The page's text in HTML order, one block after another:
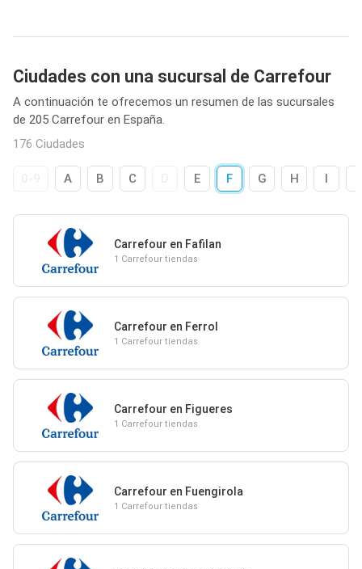
Ciudades con una sucursal de Carrefour
A continuación te ofrecemos un resumen de las sucursales
de 205 Carrefour en España.
176 Ciudades
A B C E F G H I
Carrefour en Fafilan
1 Carrefour tiendas
Carrefour en Ferrol
1 Carrefour tiendas
Carrefour en Figueres
1 Carrefour tiendas
Carrefour en Fuengirola
1 Carrefour tiendas